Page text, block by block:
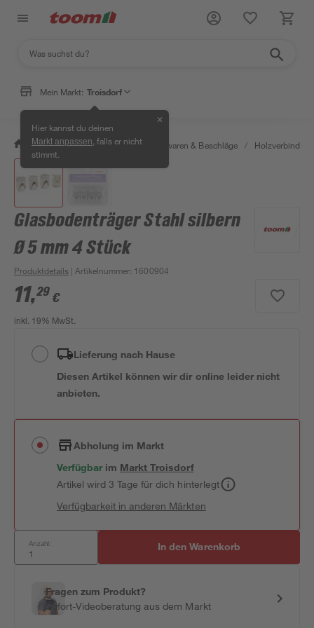
Mein Markt: Troisdorf
Hier kannst du deinen
Markt anpassen , falls er nicht
stimmt.
✕
/ Werkstatt & Maschinen / Eisenwaren & Beschläge / Holzverbinder
Glasbodenträger Stahl silbern
Ø 5 mm 4 Stück
Produktdetails | Artikelnummer: 1600904
11,29 €
inkl. 19% MwSt.
Lieferung nach Hause
Diesen Artikel können wir dir online leider nicht
anbieten.
Abholung im Markt
Verfügbar im MarktTroisdorf
Artikel wird 3 Tage für dich hinterlegt
Verfügbarkeit in anderen Märkten
Anzahl: In den Warenkorb
Fragen zum Produkt?
Sofort-Videoberatung aus dem Markt